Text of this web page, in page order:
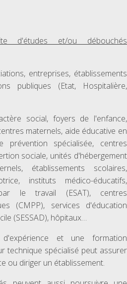
d'études et/ou débouchés
entreprises, établissements
publiques (Etat, Hospitalière,
social, foyers de l'enfance,
maternels, aide éducative en
prévention spécialisée, centres
sociale, unités d'hébergement
établissements scolaires,
instituts médico-éducatifs,
le travail (ESAT), centres
(CMPP), services d'éducation
(SESSAD), hôpitaux…
et une formation
technique spécialisé peut assurer
ou diriger un établissement.